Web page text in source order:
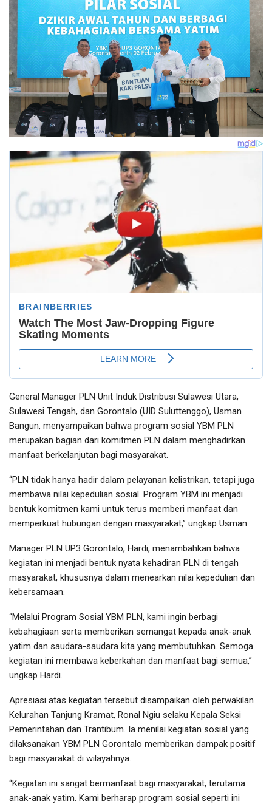
General Manager PLN Unit Induk Distribusi Sulawesi Utara,
Sulawesi Tengah, dan Gorontalo (UID Suluttenggo), Usman
Bangun, menyampaikan bahwa program sosial YBM PLN
merupakan bagian dari komitmen PLN dalam menghadirkan
manfaat berkelanjutan bagi masyarakat.
“PLN tidak hanya hadir dalam pelayanan kelistrikan, tetapi juga
membawa nilai kepedulian sosial. Program YBM ini menjadi
bentuk komitmen kami untuk terus memberi manfaat dan
memperkuat hubungan dengan masyarakat,” ungkap Usman.
Manager PLN UP3 Gorontalo, Hardi, menambahkan bahwa
kegiatan ini menjadi bentuk nyata kehadiran PLN di tengah
masyarakat, khususnya dalam menearkan nilai kepedulian dan
kebersamaan.
“Melalui Program Sosial YBM PLN, kami ingin berbagi
kebahagiaan serta memberikan semangat kepada anak-anak
yatim dan saudara-saudara kita yang membutuhkan. Semoga
kegiatan ini membawa keberkahan dan manfaat bagi semua,”
ungkap Hardi.
Apresiasi atas kegiatan tersebut disampaikan oleh perwakilan
Kelurahan Tanjung Kramat, Ronal Ngiu selaku Kepala Seksi
Pemerintahan dan Trantibum. Ia menilai kegiatan sosial yang
dilaksanakan YBM PLN Gorontalo memberikan dampak positif
bagi masyarakat di wilayahnya.
“Kegiatan ini sangat bermanfaat bagi masyarakat, terutama
anak-anak yatim. Kami berharap program sosial seperti ini